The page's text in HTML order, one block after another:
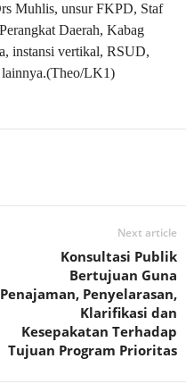
Muhlis, unsur FKPD, Staf
Daerah, Kabag
instansi vertikal, RSUD,
lainnya.(Theo/LK1)
Next article
Konsultasi Publik
Bertujuan Guna
Penajaman, Penyelarasan,
Klarifikasi dan
Kesepakatan Terhadap
Tujuan Program Prioritas